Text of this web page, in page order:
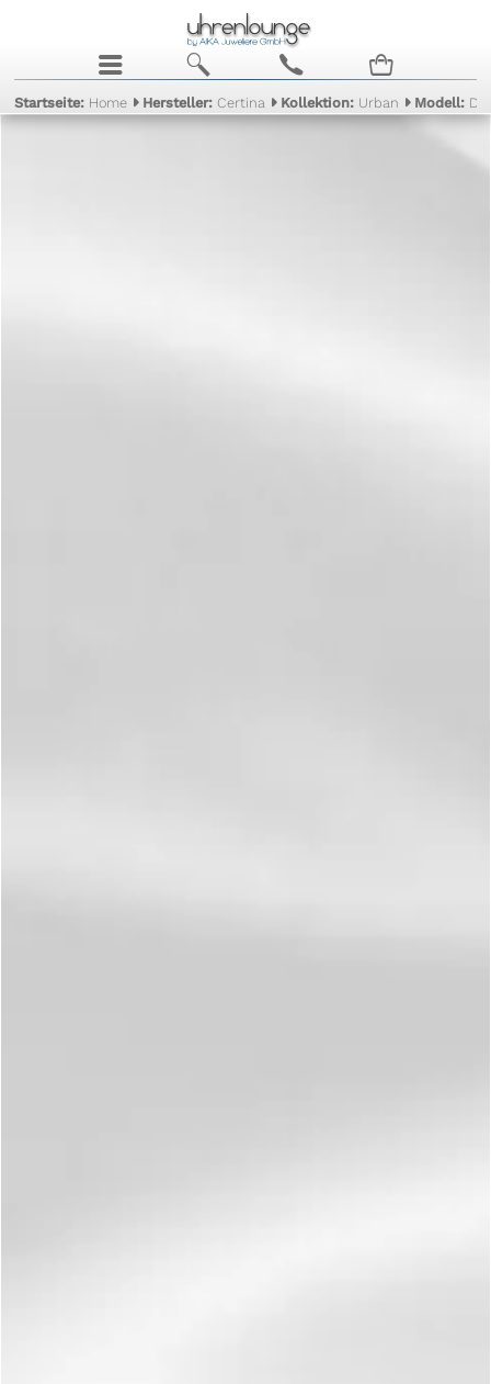
j b c n
Startseite: Home Hersteller:Certina Kollektion: Urban Modell: